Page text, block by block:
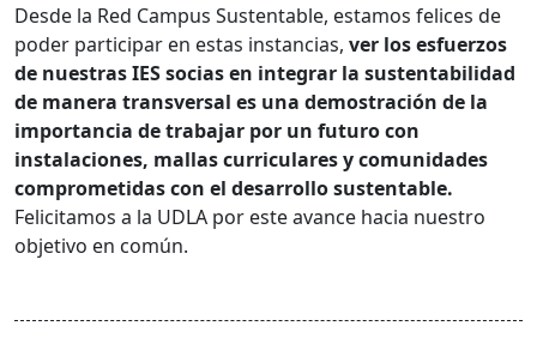
Desde la Red Campus Sustentable, estamos felices de
poder participar en estas instancias, ver los esfuerzos
de nuestras IES socias en integrar la sustentabilidad
de manera transversal es una demostración de la
importancia de trabajar por un futuro con
instalaciones, mallas curriculares y comunidades
comprometidas con el desarrollo sustentable.
Felicitamos a la UDLA por este avance hacia nuestro
objetivo en común.